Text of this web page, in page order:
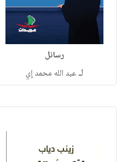
رسائل
لـعبد الله محمد إي